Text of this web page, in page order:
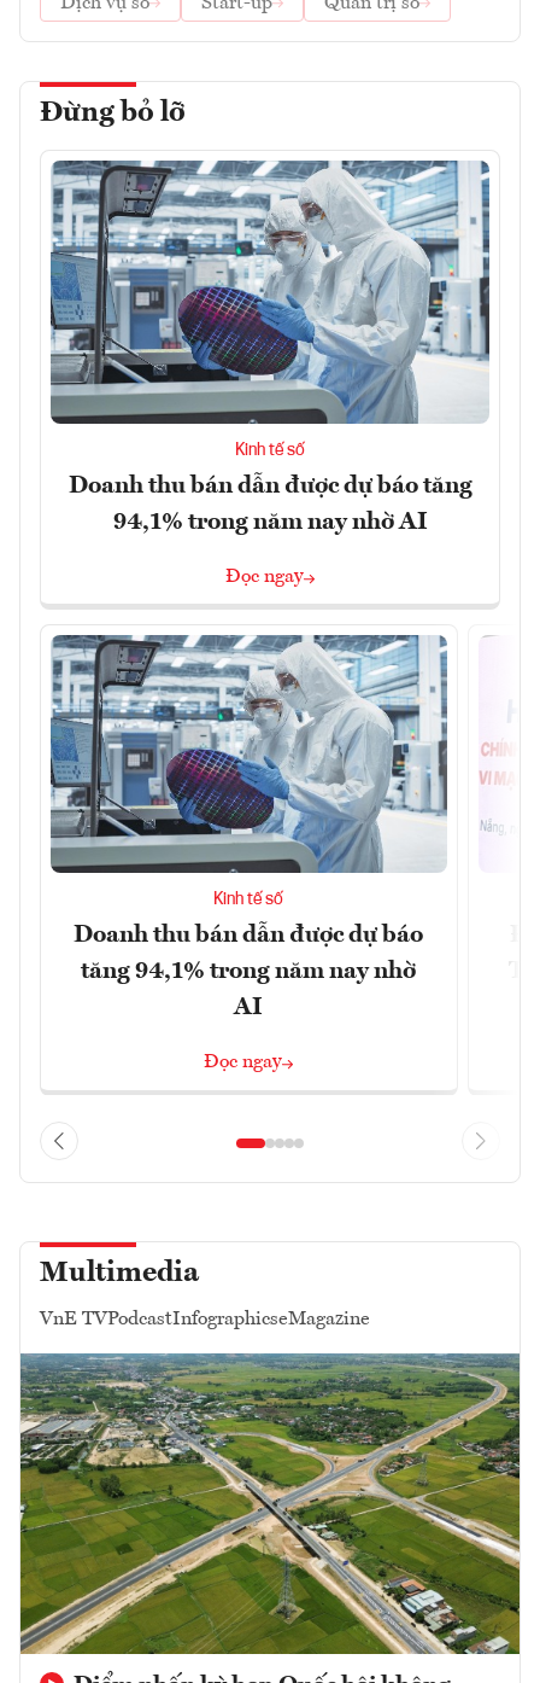
Đừng bỏ lỡ
Kinh tế số
Doanh thu bán dẫn được dự báo tăng
94,1% trong năm nay nhờ AI
Đọc ngay
Kinh tế số
Doanh thu bán dẫn được dự báo
tăng 94,1% trong năm nay nhờ
AI
Đọc ngay
Multimedia
VnE TVPodcastInfographicseMagazine